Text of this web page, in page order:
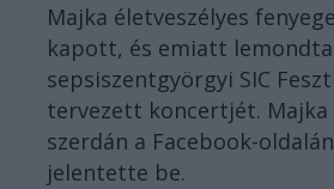
Majka életveszélyes
kapott, és emiatt
sepsiszentgyörgyi SIC
tervezett koncertjét. Majka
szerdán a Facebook-oldalán
jelentette be.